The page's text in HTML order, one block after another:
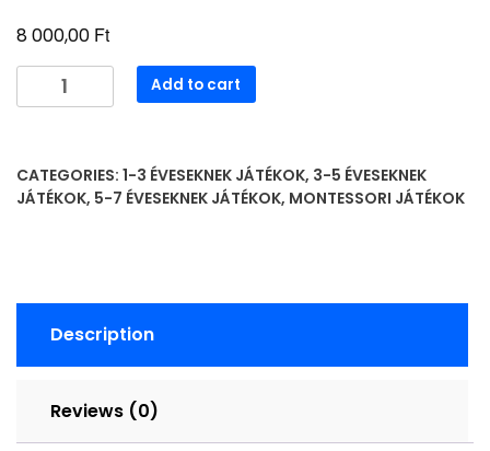
8 000,00 Ft
230568
Gyöngyök
珠
子
quantity
Add to cart
CATEGORIES: 1-3 ÉVESEKNEK JÁTÉKOK, 3-5 ÉVESEKNEK
JÁTÉKOK, 5-7 ÉVESEKNEK JÁTÉKOK, MONTESSORI JÁTÉKOK
Description
Reviews (0)